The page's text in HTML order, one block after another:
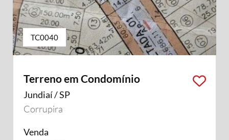
TC0040
Terreno em Condomínio
Jundiaí / SP
Corrupira
Venda